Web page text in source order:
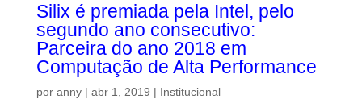
Silix é premiada pela Intel, pelo
segundo ano consecutivo:
Parceira do ano 2018 em
Computação de Alta Performance
por anny| abr 1, 2019 | Institucional